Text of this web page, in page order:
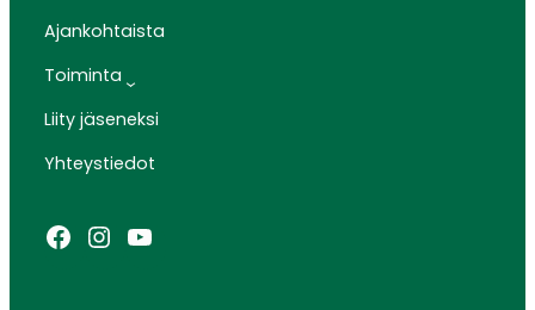
Ajankohtaista
Toiminta
Liity jäseneksi
Yhteystiedot
Facebook
Instagram
YouTube